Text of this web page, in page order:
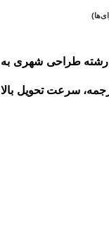
رشته طراحی شهری به
سرعت تحویل بالا